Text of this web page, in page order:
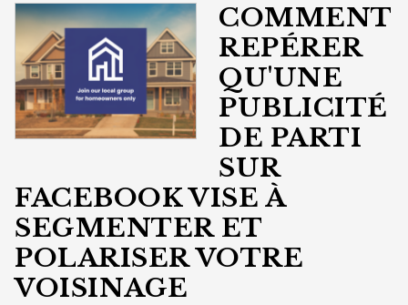
COMMENT
REPÉRER
QU'UNE
PUBLICITÉ
DE PARTI
SUR
FACEBOOK VISE À
SEGMENTER ET
POLARISER VOTRE
VOISINAGE